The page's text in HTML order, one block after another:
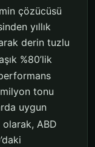
çözücüsü
yıllık
derin tuzlu
%80’lik
tonu
uygun
olarak, ABD